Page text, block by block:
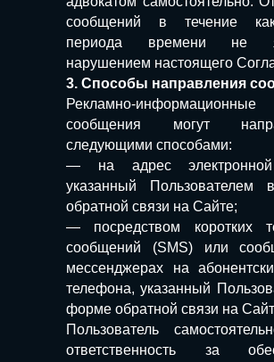
сообщений в течение
периода времени не
нарушением настоящего
3. Способы направления
Рекламно-информационные
сообщения могут
следующими способами:
— на адрес
указанный Пользователем
обратной связи на Сайте;
— посредством коротких
сообщений (SMS) или
мессенджерах на
телефона, указанный
форме обратной связи на
Пользователь
ответственность за